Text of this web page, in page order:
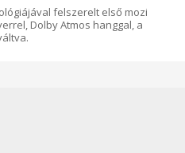
felszerelt első mozi
Dolby Atmos hanggal, a